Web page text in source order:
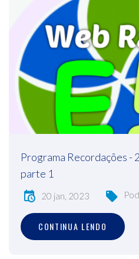
Programa Recordações -
parte 1
20 jan, 2023
CONTINUA LENDO